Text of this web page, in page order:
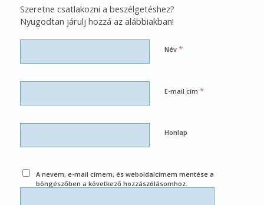
Szeretne csatlakozni a beszélgetéshez?
Nyugodtan járulj hozzá az alábbiakban!
Név *
E-mail cím *
Honlap
A nevem, e-mail címem, és weboldalcímem mentése a
böngészőben a következő hozzászólásomhoz.